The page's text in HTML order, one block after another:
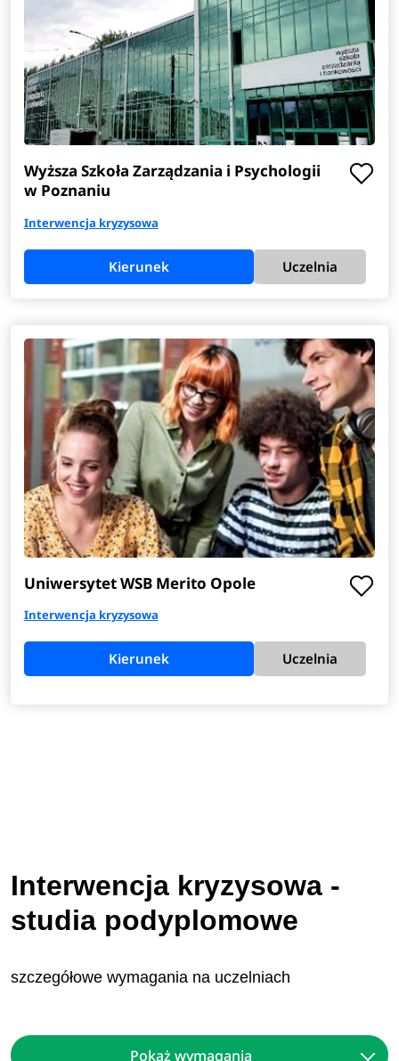
Wyższa Szkoła Zarządzania i Psychologii
w Poznaniu
Interwencja kryzysowa
Kierunek Uczelnia
Uniwersytet WSB Merito Opole
Interwencja kryzysowa
Kierunek Uczelnia
Interwencja kryzysowa -
studia podyplomowe
szczegółowe wymagania na uczelniach
Pokaż wymagania